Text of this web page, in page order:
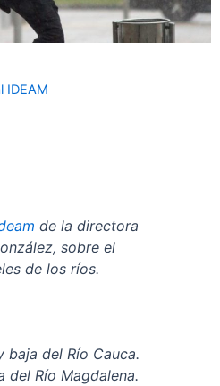
IDEAM
de la directora
sobre el
de los ríos.
baja del Río Cauca.
del Río Magdalena.